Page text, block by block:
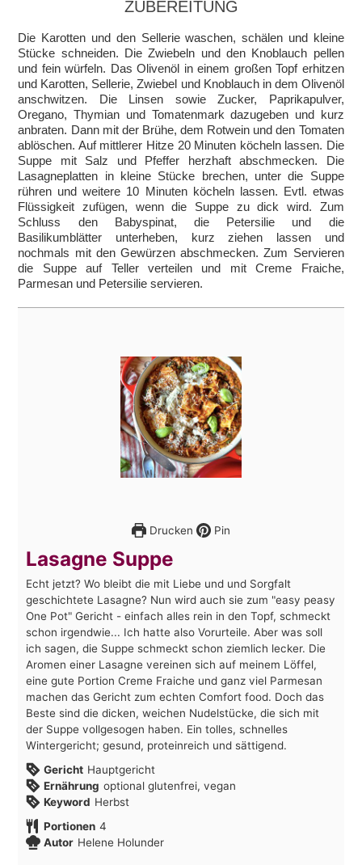
ZUBEREITUNG
Die Karotten und den Sellerie waschen, schälen und kleine
Stücke schneiden. Die Zwiebeln und den Knoblauch pellen
und fein würfeln. Das Olivenöl in einem großen Topf erhitzen
und Karotten, Sellerie, Zwiebel und Knoblauch in dem Olivenöl
anschwitzen. Die Linsen sowie Zucker, Paprikapulver,
Oregano, Thymian und Tomatenmark dazugeben und kurz
anbraten. Dann mit der Brühe, dem Rotwein und den Tomaten
ablöschen. Auf mittlerer Hitze 20 Minuten köcheln lassen. Die
Suppe mit Salz und Pfeffer herzhaft abschmecken. Die
Lasagneplatten in kleine Stücke brechen, unter die Suppe
rühren und weitere 10 Minuten köcheln lassen. Evtl. etwas
Flüssigkeit zufügen, wenn die Suppe zu dick wird. Zum
Schluss den Babyspinat, die Petersilie und die
Basilikumblätter unterheben, kurz ziehen lassen und
nochmals mit den Gewürzen abschmecken. Zum Servieren
die Suppe auf Teller verteilen und mit Creme Fraiche,
Parmesan und Petersilie servieren.
Drucken Pin
Lasagne Suppe
Echt jetzt? Wo bleibt die mit Liebe und und Sorgfalt
geschichtete Lasagne? Nun wird auch sie zum "easy peasy
One Pot" Gericht - einfach alles rein in den Topf, schmeckt
schon irgendwie... Ich hatte also Vorurteile. Aber was soll
ich sagen, die Suppe schmeckt schon ziemlich lecker. Die
Aromen einer Lasagne vereinen sich auf meinem Löffel,
eine gute Portion Creme Fraiche und ganz viel Parmesan
machen das Gericht zum echten Comfort food. Doch das
Beste sind die dicken, weichen Nudelstücke, die sich mit
der Suppe vollgesogen haben. Ein tolles, schnelles
Wintergericht; gesund, proteinreich und sättigend.
Gericht Hauptgericht
Ernährung optional glutenfrei, vegan
Keyword Herbst
Portionen 4
Autor Helene Holunder